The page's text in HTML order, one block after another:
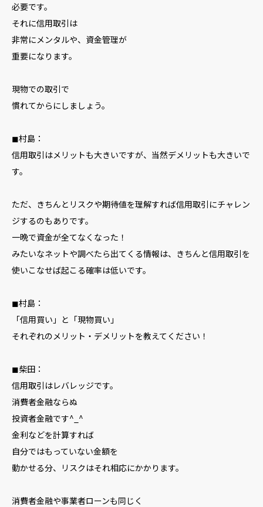
必要です。
それに信用取引は
非常にメンタルや、資金管理が
重要になります。
現物での取引で
慣れてからにしましょう。
◼︎村島：
信用取引はメリットも大きいですが、当然デメリットも大きいで
す。
ただ、きちんとリスクや期待値を理解すれば信用取引にチャレン
ジするのもありです。
一晩で資金が全てなくなった！
みたいなネットや調べたら出てくる情報は、きちんと信用取引を
使いこなせば起こる確率は低いです。
◼︎村島：
「信用買い」と「現物買い」
それぞれのメリット・デメリットを教えてください！
◼︎柴田：
信用取引はレバレッジです。
消費者金融ならぬ
投資者金融です^_^
金利などを計算すれば
自分ではもっていない金額を
動かせる分、リスクはそれ相応にかかります。
消費者金融や事業者ローンも同じく